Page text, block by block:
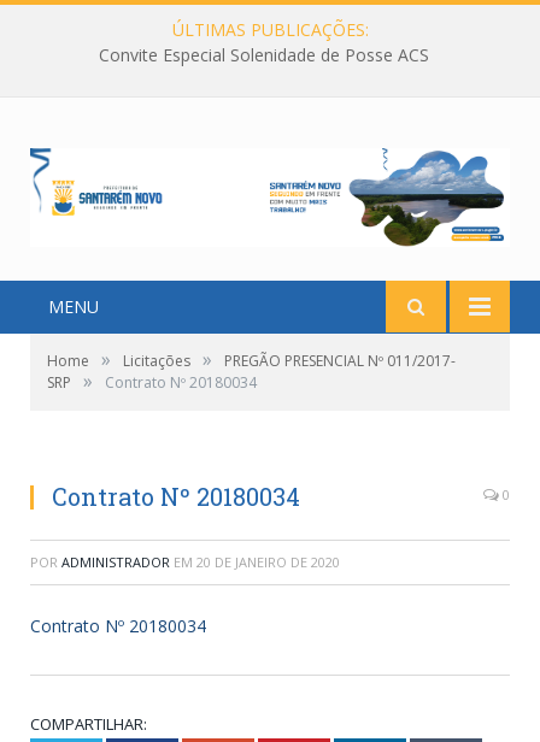
ÚLTIMAS PUBLICAÇÕES:
Convite Especial Solenidade de Posse ACS
MENU
Home » Licitações »
PREGÃO PRESENCIAL Nº 011/2017-
SRP
» Contrato Nº 20180034
Contrato Nº 20180034 0
POR ADMINISTRADOR EM 20 DE JANEIRO DE 2020
Contrato Nº 20180034
COMPARTILHAR: